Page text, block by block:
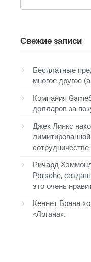
Свежие записи
Бесплатные
многое другое
Компания
долларов за
Джек Линкс
Ричард
Porsche,
это очень
Кеннет Брана
«Логана».